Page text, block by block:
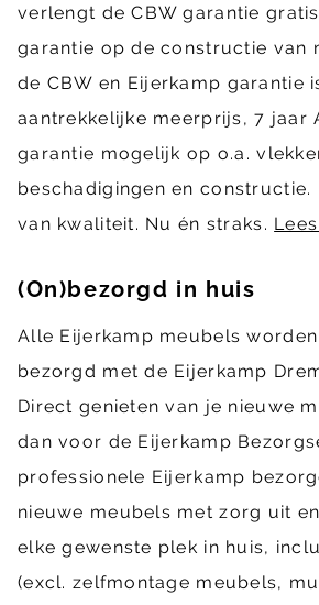
verlengt de CBW garantie
garantie op de constructie van
de CBW en Eijerkamp garantie
aantrekkelijke meerprijs, 7 jaar
garantie mogelijk op o.a.
beschadigingen en constructie.
van kwaliteit. Nu én straks.
(On)bezorgd in huis
Alle Eijerkamp meubels
bezorgd met de Eijerkamp
Direct genieten van je nieuwe
dan voor de Eijerkamp
professionele Eijerkamp
nieuwe meubels met zorg uit
elke gewenste plek in huis,
(excl. zelfmontage meubels,